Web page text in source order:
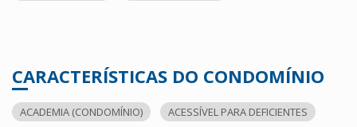
CARACTERÍSTICAS DO CONDOMÍNIO
ACADEMIA (CONDOMÍNIO) ACESSÍVEL PARA DEFICIENTES